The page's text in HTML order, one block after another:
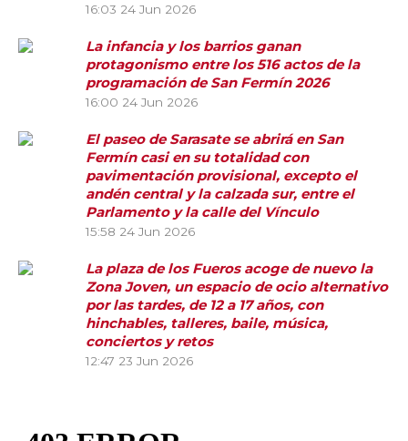
16:03 24 Jun 2026
La infancia y los barrios ganan
protagonismo entre los 516 actos de la
programación de San Fermín 2026
16:00 24 Jun 2026
El paseo de Sarasate se abrirá en San
Fermín casi en su totalidad con
pavimentación provisional, excepto el
andén central y la calzada sur, entre el
Parlamento y la calle del Vínculo
15:58 24 Jun 2026
La plaza de los Fueros acoge de nuevo la
Zona Joven, un espacio de ocio alternativo
por las tardes, de 12 a 17 años, con
hinchables, talleres, baile, música,
conciertos y retos
12:47 23 Jun 2026